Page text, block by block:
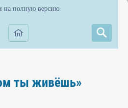
на полную версию
ты живёшь»